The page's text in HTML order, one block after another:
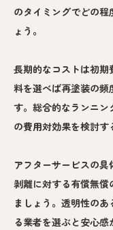
のタイミングでどの
ょう。
長期的なコストは初
料を選べば再塗装の頻
す。総合的なランニン
の費用対効果を検討す
アフターサービスの具
剥離に対する有償無
ましょう。透明性の
る業者を選ぶと安心感